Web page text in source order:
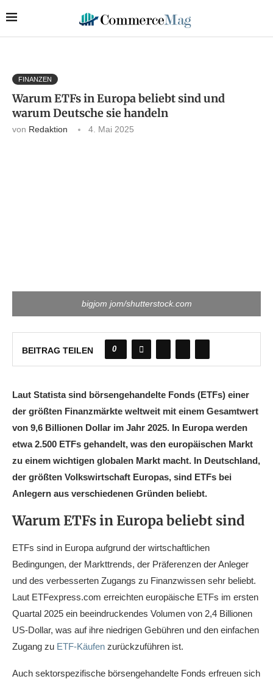
FINANZEN
Warum ETFs in Europa beliebt sind und
warum Deutsche sie handeln
von Redaktion 4. Mai 2025
bigjom jom/shutterstock.com
BEITRAG TEILEN 0
Laut Statista sind börsengehandelte Fonds (ETFs) einer
der größten Finanzmärkte weltweit mit einem Gesamtwert
von 9,6 Billionen Dollar im Jahr 2025. In Europa werden
etwa 2.500 ETFs gehandelt, was den europäischen Markt
zu einem wichtigen globalen Markt macht. In Deutschland,
der größten Volkswirtschaft Europas, sind ETFs bei
Anlegern aus verschiedenen Gründen beliebt.
Warum ETFs in Europa beliebt sind
ETFs sind in Europa aufgrund der wirtschaftlichen
Bedingungen, der Markttrends, der Präferenzen der Anleger
und des verbesserten Zugangs zu Finanzwissen sehr beliebt.
Laut ETFexpress.com erreichten europäische ETFs im ersten
Quartal 2025 ein beeindruckendes Volumen von 2,4 Billionen
US-Dollar, was auf ihre niedrigen Gebühren und den einfachen
Zugang zu ETF-Käufen zurückzuführen ist.
Auch sektorspezifische börsengehandelte Fonds erfreuen sich